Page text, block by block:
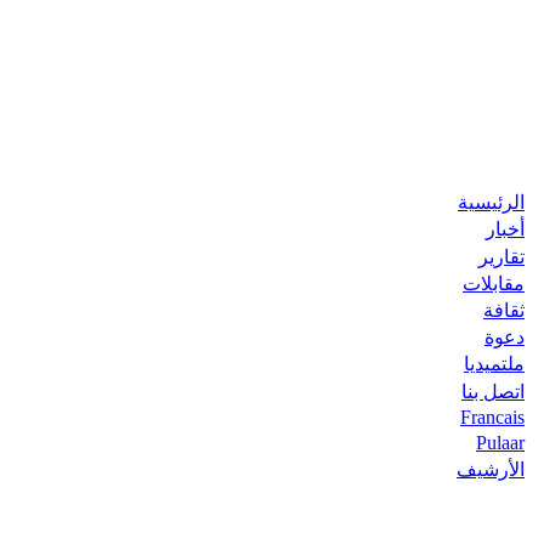
الرئيسية
أخبار
تقارير
مقابلات
ثقافة
دعوة
ملتميديا
اتصل بنا
Francais
Pulaar
الأرشيف